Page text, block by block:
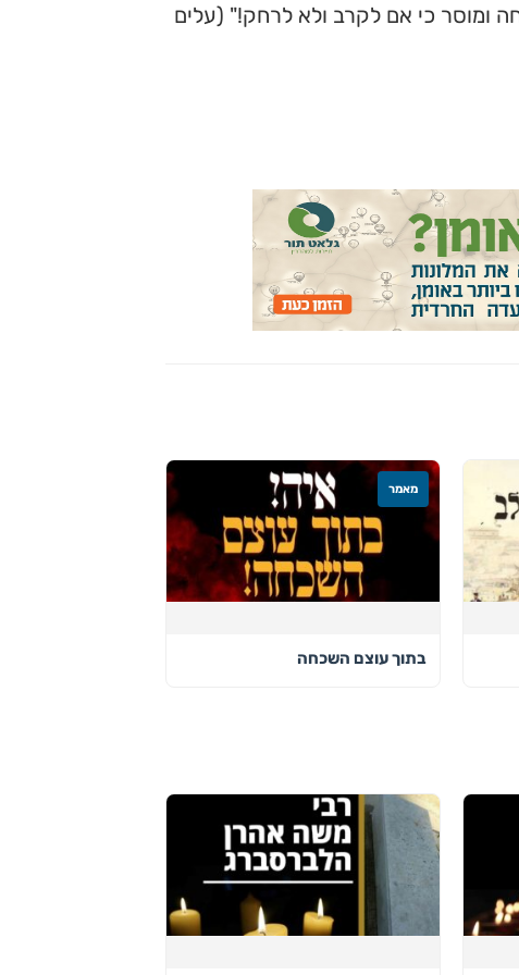
ומוסר כי אם לקרב ולא לרחק!" (עלים
מאמר
בתוך עוצם השכחה